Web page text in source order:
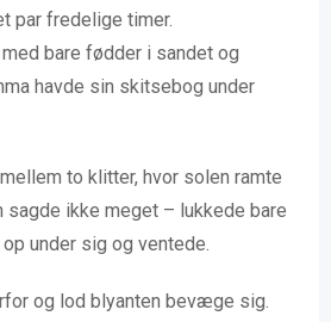
par fredelige timer.
bare fødder i sandet og
havde sin skitsebog under
to klitter, hvor solen ramte
sagde ikke meget – lukkede bare
under sig og ventede.
og lod blyanten bevæge sig.